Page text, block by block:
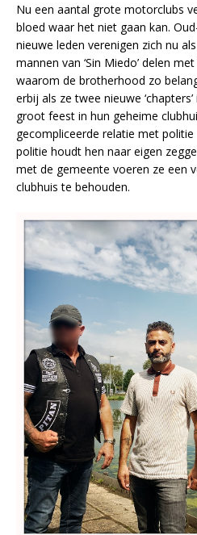
Nu een aantal grote motorclubs
bloed waar het niet gaan kan.
nieuwe leden verenigen zich nu
mannen van ‘Sin Miedo’ delen
waarom de brotherhood zo
erbij als ze twee nieuwe
groot feest in hun geheime
gecompliceerde relatie met
politie houdt hen naar eigen
met de gemeente voeren ze een
clubhuis te behouden.